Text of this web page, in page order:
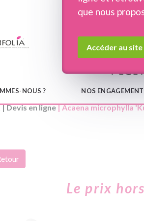
NOUS ? NOS
que nous
Accéder au
|Devis en ligne| Acaena microphylla
Le prix